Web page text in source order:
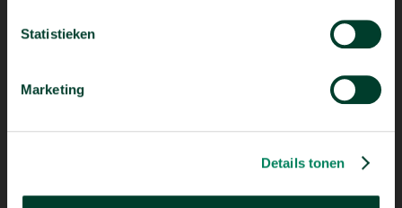
Statistieken
Marketing
Details tonen